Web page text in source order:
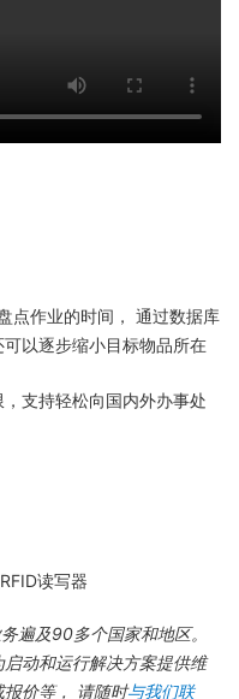
点作业的时间， 通过数据库
以逐步缩小目标物品所在
支持轻松向国内外办事处
读写器
遍及90多个国家和地区。
动和运行解决方案提供维
价等， 请随时与我们联